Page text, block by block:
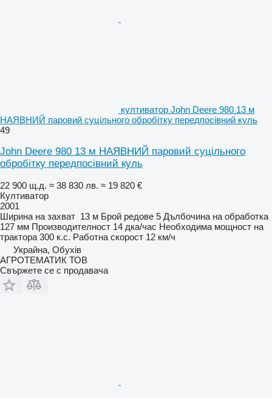
култиватор John Deere 980 13 м
НАЯВНИЙ паровий суцільного обробітку передпосівний куль
49
John Deere 980 13 м НАЯВНИЙ паровий суцільного
обробітку передпосівний куль
22 900 щ.д. ≈ 38 830 лв. ≈ 19 820 €
Култиватор
2001
Ширина на захват 13 м Брой редове 5 Дълбочина на обработка
127 мм Производителност 14 дка/час Необходима мощност на
трактора 300 к.с. Работна скорост 12 км/ч
Украйна, Обухів
АГРОТЕМАТИК ТОВ
Свържете се с продавача